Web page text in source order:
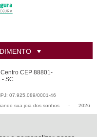
CEP 88801-
- SC
07.925.089/0001-46
sua joia dos sonhos - 2026